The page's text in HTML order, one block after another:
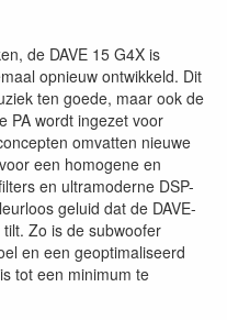
de DAVE 15 G4X is
opnieuw ontwikkeld. Dit
ten goede, maar ook de
PA wordt ingezet voor
omvatten nieuwe
een homogene en
en ultramoderne DSP-
geluid dat de DAVE-
Zo is de subwoofer
en een geoptimaliseerd
tot een minimum te